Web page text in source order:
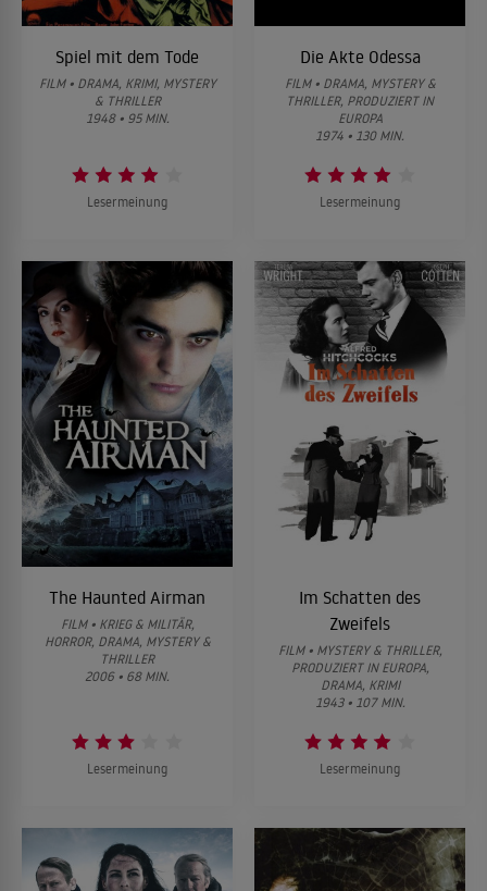
Spiel mit dem Tode
FILM • DRAMA, KRIMI, MYSTERY
& THRILLER
1948 • 95 MIN.
Lesermeinung
Die Akte Odessa
FILM • DRAMA, MYSTERY &
THRILLER, PRODUZIERT IN
EUROPA
1974 • 130 MIN.
Lesermeinung
The Haunted Airman
FILM • KRIEG & MILITÄR,
HORROR, DRAMA, MYSTERY &
THRILLER
2006 • 68 MIN.
Lesermeinung
Im Schatten des
Zweifels
FILM • MYSTERY & THRILLER,
PRODUZIERT IN EUROPA,
DRAMA, KRIMI
1943 • 107 MIN.
Lesermeinung